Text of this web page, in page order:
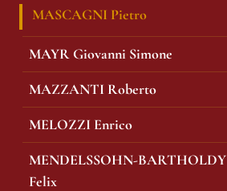
MASCAGNI Pietro
MAYR Giovanni Simone
MAZZANTI Roberto
MELOZZI Enrico
MENDELSSOHN-BARTHOLDY
Felix